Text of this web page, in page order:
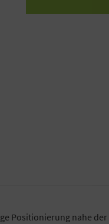
Positionierung nahe